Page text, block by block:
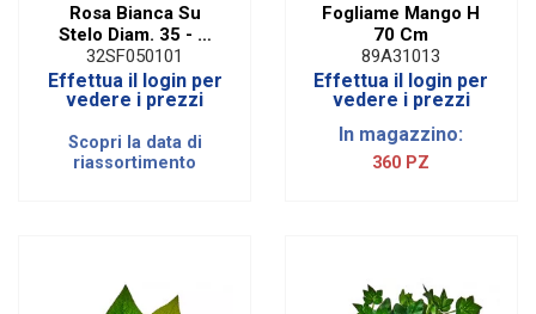
Rosa Bianca Su
Stelo Diam. 35 - H
100 Cm
32SF050101
Effettua il login per
vedere i prezzi
Scopri la data di
riassortimento
Fogliame Mango H
70 Cm
89A31013
Effettua il login per
vedere i prezzi
In magazzino:
360 PZ